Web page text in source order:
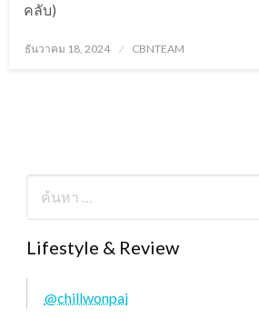
คลับ)
Posted
ธันวาคม 18, 2024 CBNTEAM
Lifestyle & Review
@chillwonpai